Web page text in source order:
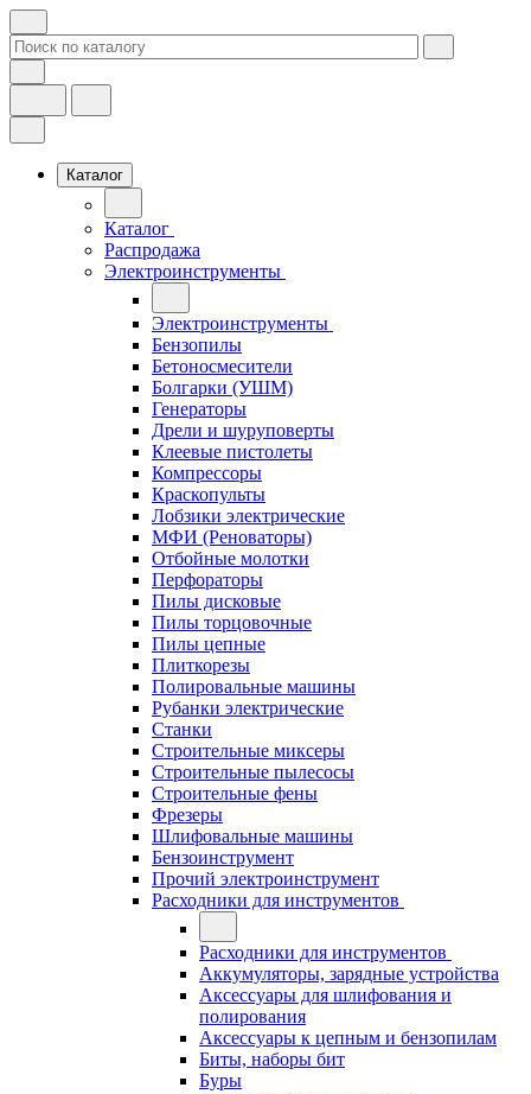
Каталог
Каталог
Распродажа
Электроинструменты
Электроинструменты
Бензопилы
Бетоносмесители
Болгарки (УШМ)
Генераторы
Дрели и шуруповерты
Клеевые пистолеты
Компрессоры
Краскопульты
Лобзики электрические
МФИ (Реноваторы)
Отбойные молотки
Перфораторы
Пилы дисковые
Пилы торцовочные
Пилы цепные
Плиткорезы
Полировальные машины
Рубанки электрические
Станки
Строительные миксеры
Строительные пылесосы
Строительные фены
Фрезеры
Шлифовальные машины
Бензоинструмент
Прочий электроинструмент
Расходники для инструментов
Расходники для инструментов
Аккумуляторы, зарядные устройства
Аксессуары для шлифования и
полирования
Аксессуары к цепным и бензопилам
Биты, наборы бит
Буры